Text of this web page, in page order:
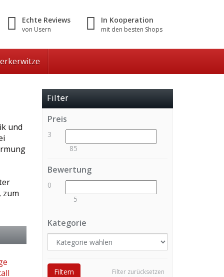
Echte Reviews
von Usern
In Kooperation
mit den besten Shops
und
zum
Filter
Preis
3
85
Bewertung
0
5
Kategorie
Filter zurücksetzen
Filtern